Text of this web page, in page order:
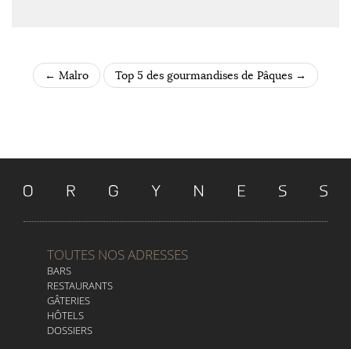
POST NAVIGATION
← Malro Top 5 des gourmandises de Pâques →
TOUTES NOS ADRESSES
BARS
RESTAURANTS
GÂTERIES
HÔTELS
DOSSIERS